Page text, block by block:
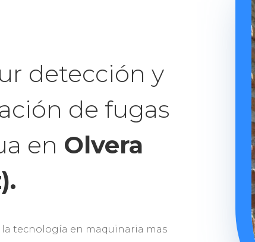
detección y
de fugas
en Olvera
tecnología en maquinaria mas